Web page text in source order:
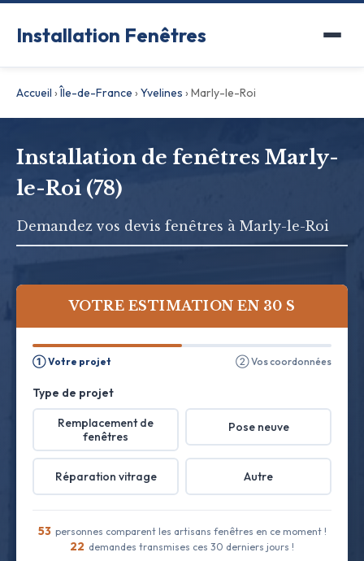
Installation Fenêtres
Accueil ›Île-de-France ›Yvelines ›Marly-le-Roi
Installation de fenêtres Marly-
le-Roi (78)
Demandez vos devis fenêtres à Marly-le-Roi
VOTRE ESTIMATION EN 30 S
① Votre projet ② Vos coordonnées
Type de projet
Remplacement de
fenêtres
Pose neuve
Réparation vitrage Autre
53 personnes comparent les artisans fenêtres en ce moment !
22 demandes transmises ces 30 derniers jours !